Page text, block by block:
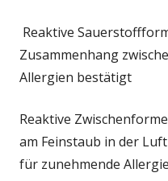
Reaktive
Zusammenhang
Allergien bestätigt
Reaktive
am Feinstaub in der
für zunehmende